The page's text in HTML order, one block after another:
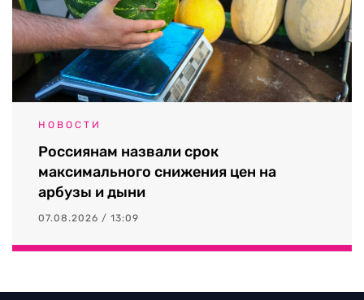
НОВОСТИ
Россиянам назвали срок
максимального снижения цен на
арбузы и дыни
07.08.2026 / 13:09